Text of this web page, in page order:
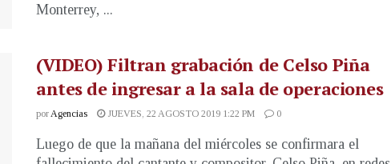
Monterrey, ...
(VIDEO) Filtran grabación de Celso Piña
antes de ingresar a la sala de operaciones
por Agencias JUEVES, 22 AGOSTO 2019 1:22 PM 0
Luego de que la mañana del miércoles se confirmara el